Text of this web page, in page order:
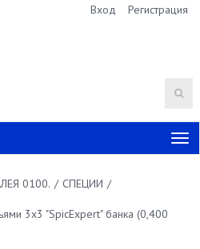
Вход Регистрация
0100. / СПЕЦИИ /
3х3 "SpicExpert" банка (0,400